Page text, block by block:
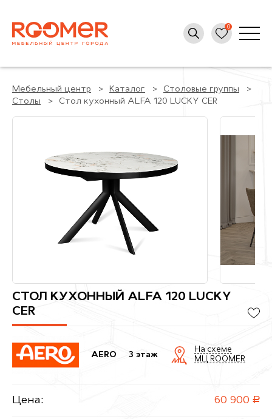
Мебельный центр Каталог
Столовые группы
Столы
Стол кухонный ALFA 120 LUCKY CER
СТОЛ КУХОННЫЙ ALFA 120 LUCKY
CER
AERO 3 этаж
На схеме
МЦ ROOMER
Цена: 60 900 руб.